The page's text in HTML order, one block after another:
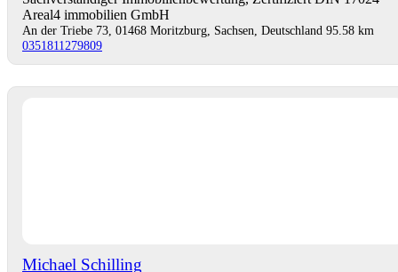
Areal4 immobilien GmbH
An der Triebe 73, 01468 Moritzburg, Sachsen, Deutschland 95.58 km
0351811279809
Michael Schilling